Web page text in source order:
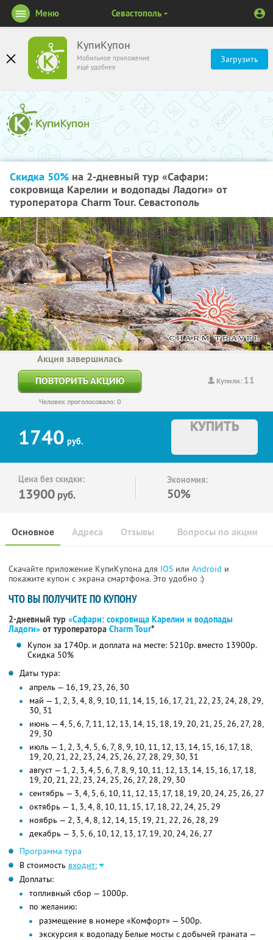
КупиКупон
Мобильное приложение
ещё удобнее
Загрузить
Меню Севастополь
Скидка 50% на 2-дневный тур «Сафари:
сокровища Карелии и водопады Ладоги» от
туроператора Charm Tour. Севастополь
Купили: 11
Акция завершилась
ПОВТОРИТЬ АКЦИЮ
Человек проголосовало: 0
1740 руб.
КУПИТЬ
Цена без скидки:
13900 руб.
Экономия:
50%
Основное Отзывы Вопросы по акции
Адреса
Скачайте приложение КупиКупона для IOS или Android и
покажите купон с экрана смартфона. Это удобно :)
ЧТО ВЫ ПОЛУЧИТЕ ПО КУПОНУ
2-дневный тур «Сафари: сокровища Карелии и водопады
Ладоги» от туроператора Charm Tour*
Купон за 1740р. и доплата на месте: 5210р. вместо 13900р.
Скидка 50%
Даты тура:
апрель — 16, 19, 23, 26, 30
май — 1, 2, 3, 4, 8, 9, 10, 11, 14, 15, 16, 17, 21, 22, 23, 24, 28, 29,
30, 31
июнь — 4, 5, 6, 7, 11, 12, 13, 14, 15, 18, 19, 20, 21, 25, 26, 27, 28,
29, 30
июль — 1, 2, 3, 4, 5, 6, 7, 8, 9, 10, 11, 12, 13, 14, 15, 16, 17, 18,
19, 20, 21, 22, 23, 24, 25, 26, 27, 28, 29, 30, 31
август — 1, 2, 3, 4, 5, 6, 7, 8, 9, 10, 11, 12, 13, 14, 15, 16, 17, 18,
19, 20, 21, 22, 23, 24, 25, 26, 27, 28, 29, 30
сентябрь — 3, 4, 5, 6, 10, 11, 12, 13, 17, 18, 19, 20, 24, 25, 26, 27
октябрь — 1, 3, 4, 8, 10, 11, 15, 17, 18, 22, 24, 25, 29
ноябрь — 2, 3, 4, 8, 12, 14, 15, 19, 21, 22, 26, 28, 29
декабрь — 3, 5, 6, 10, 12, 13, 17, 19, 20, 24, 26, 27
Программа тура
В стоимость входит:
Доплаты:
топливный сбор — 1000р.
по желанию:
размещение в номере «Комфорт» — 500р.
экскурсия к водопаду Белые мосты с добычей граната —